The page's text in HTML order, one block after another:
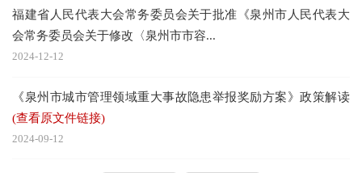
福建省人民代表大会常务委员会关于批准《泉州市人民代表大
会常务委员会关于修改〈泉州市市容...
2024-12-12
《泉州市城市管理领域重大事故隐患举报奖励方案》政策解读
(查看原文件链接)
2024-09-12